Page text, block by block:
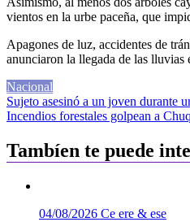
vientos en la urbe paceña, que
Apagones de luz, accidentes de
anunciaron la llegada de las lluvias
Nacional
Navegación
de
entradas
Sujeto asesinó a un joven durante
Incendios forestales golpean a
Tambíen te puede
04/08/2026 Ce ere & ese